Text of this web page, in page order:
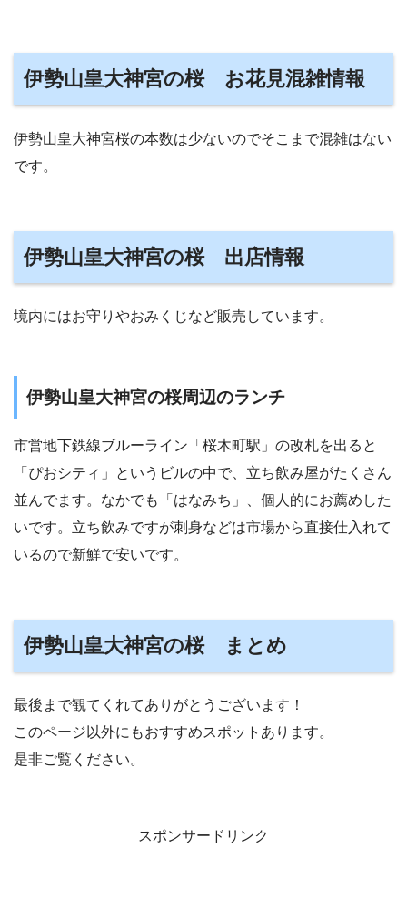
伊勢山皇大神宮の桜 お花見混雑情報
伊勢山皇大神宮桜の本数は少ないのでそこまで混雑はない
です。
伊勢山皇大神宮の桜 出店情報
境内にはお守りやおみくじなど販売しています。
伊勢山皇大神宮の桜周辺のランチ
市営地下鉄線ブルーライン「桜木町駅」の改札を出ると
「ぴおシティ」というビルの中で、立ち飲み屋がたくさん
並んでます。なかでも「はなみち」、個人的にお薦めした
いです。立ち飲みですが刺身などは市場から直接仕入れて
いるので新鮮で安いです。
伊勢山皇大神宮の桜 まとめ
最後まで観てくれてありがとうございます！
このページ以外にもおすすめスポットあります。
是非ご覧ください。
スポンサードリンク